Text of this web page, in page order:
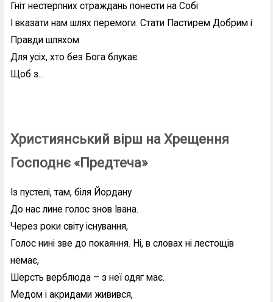
Гніт нестерпних страждань понести на Собі
І вказати нам шлях перемоги. Стати Пастирем Добрим і
Правди шляхом
Для усіх, хто без Бога блукає.
Щоб з...
Християнський вірш на Хрещення
Господнє «Предтеча»
Із пустелі, там, біля Йордану
До нас лине голос знов Івана.
Через роки світу існування,
Голос нині зве до покаяння. Ні, в словах ні лестощів
немає,
Шерсть верблюда – з неї одяг має.
Медом і акридами живився,